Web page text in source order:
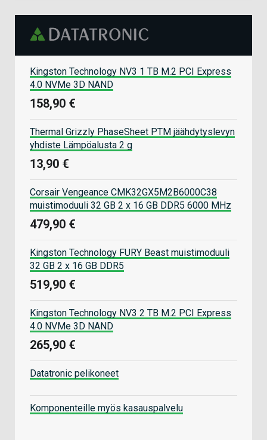
Kingston Technology NV3 1 TB M.2 PCI Express
4.0 NVMe 3D NAND
158,90 €
Thermal Grizzly PhaseSheet PTM jäähdytyslevyn
yhdiste Lämpöalusta 2 g
13,90 €
Corsair Vengeance CMK32GX5M2B6000C38
muistimoduuli 32 GB 2 x 16 GB DDR5 6000 MHz
479,90 €
Kingston Technology FURY Beast muistimoduuli
32 GB 2 x 16 GB DDR5
519,90 €
Kingston Technology NV3 2 TB M.2 PCI Express
4.0 NVMe 3D NAND
265,90 €
Datatronic pelikoneet
Komponenteille myös kasauspalvelu